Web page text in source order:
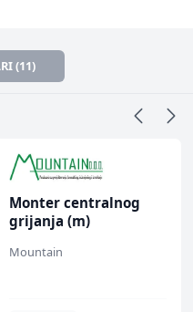
(11)
Monter centralnog
grijanja (m)
Mountain